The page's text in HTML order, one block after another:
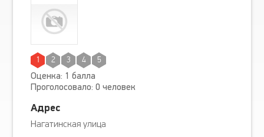
1 2 3 4 5
Оценка: 1 балла
Проголосовало: 0 человек
Адрес
Нагатинская улица